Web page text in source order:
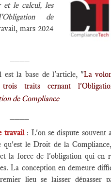
le calcul, les
de
mars 2024
est la base de l'article, "La
traits cernant
de Compliance
travail : L'on se dispute souvent
qu'est le Droit de la
la force de l'obligation qui en
La conception en demeure
lieu se laisser dépasser